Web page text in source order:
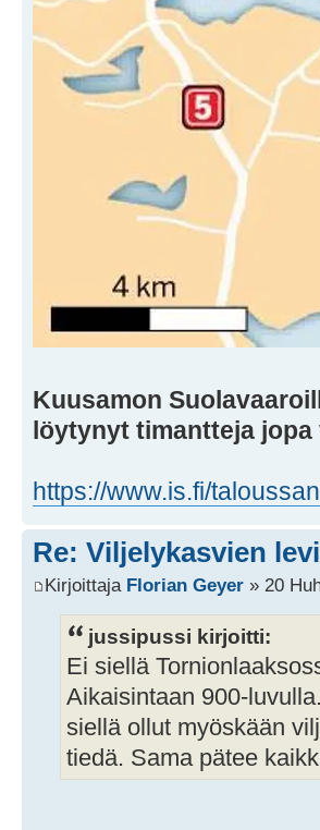
Kuusamon
löytynyt timantteja
https://www.is.fi/
Re: Viljelykasvien
Kirjoittaja Florian Geyer » 20
jussipussi kirjoitti:
Ei siellä
Aikaisintaan 900-
siellä ollut myöskään
tiedä. Sama pätee